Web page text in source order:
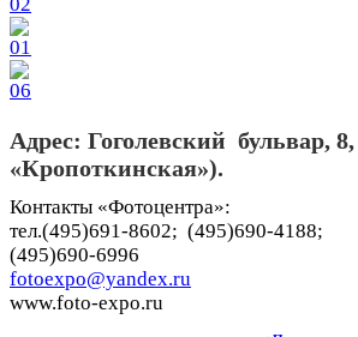
Адрес: Гоголевский бульвар,
«Кропоткинская»).
Контакты «Фотоцентра»:
тел.(495)691-8602; (495)690-4188;
(495)690-6996
fotoexpo@yandex.ru
www.foto-expo.ru